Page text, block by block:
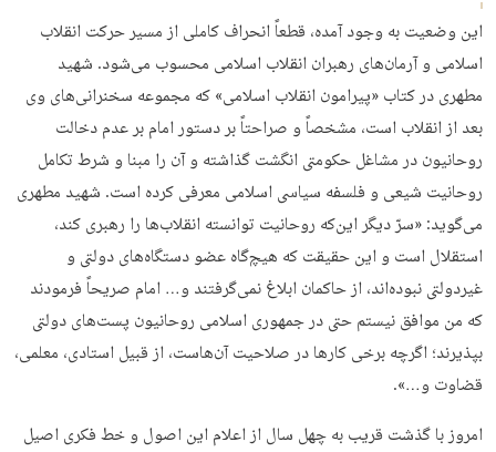
این وضعیت به وجود آمده، قطعاً انحراف کاملی از مسیر حرکت انقلاب
اسلامی و آرمان‌های رهبران انقلاب اسلامی محسوب می‌شود. شهید
مطهری در کتاب «پیرامون انقلاب اسلامی» که مجموعه سخنرانی‌های وی
بعد از انقلاب است، مشخصاً و صراحتاً بر دستور امام بر عدم دخالت
روحانیون در مشاغل حکومتی انگشت گذاشته و آن را مبنا و شرط تکامل
روحانیت شیعی و فلسفه سیاسی اسلامی معرفی کرده است. شهید مطهری
می‌گوید: «سرّ دیگر این‌که روحانیت توانسته انقلاب‌ها را رهبری کند،
استقلال است و این حقیقت که هیچ‌گاه عضو دستگاه‌های دولتی و
غیردولتی نبوده‌اند، از حاکمان ابلاغ نمی‌گرفتند و… امام صریحاً فرمودند
که من موافق نیستم حتی در جمهوری اسلامی روحانیون پست‌های دولتی
بپذیرند؛ اگرچه برخی کارها در صلاحیت آن‌هاست، از قبیل استادی، معلمی،
قضاوت و…».
امروز با گذشت قریب به چهل سال از اعلام این اصول و خط فکری اصیل